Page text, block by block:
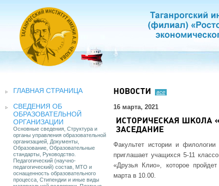
ГЛАВНАЯ СТРАНИЦА
СВЕДЕНИЯ ОБ
ОБРАЗОВАТЕЛЬНОЙ
ОРГАНИЗАЦИИ
Основные сведения, Структура и
органы управления образовательной
организацией, Документы,
Образование, Образовательные
стандарты, Руководство.
Педагогический (научно-
педагогический) состав, МТО и
оснащенность образовательного
процесса, Стипендии и иные виды
НОВОСТИ все
16 марта, 2021
ИСТОРИЧЕСКАЯ ШКОЛА
ЗАСЕДАНИЕ
Факультет истории и филологии
приглашает учащихся 5-11
«Друзья Клио», которое
марта в 10.00.